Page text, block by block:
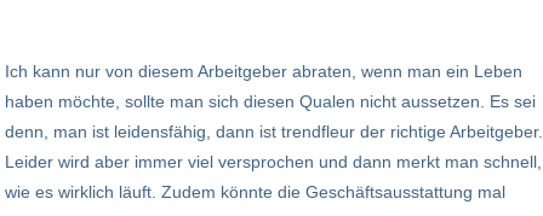
Ich kann nur von diesem Arbeitgeber abraten, wenn man ein Leben
haben möchte, sollte man sich diesen Qualen nicht aussetzen. Es sei
denn, man ist leidensfähig, dann ist trendfleur der richtige Arbeitgeber.
Leider wird aber immer viel versprochen und dann merkt man schnell,
wie es wirklich läuft. Zudem könnte die Geschäftsausstattung mal